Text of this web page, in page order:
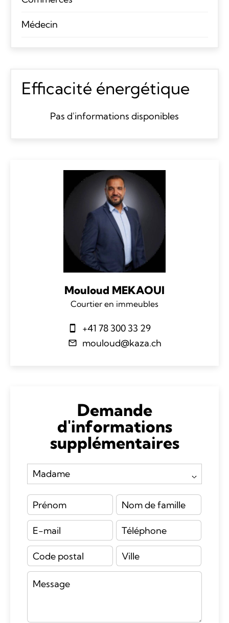
Médecin
Efficacité énergétique
Pas d'informations disponibles
Mouloud MEKAOUI
Courtier en immeubles
+41 78 300 33 29
mouloud@kaza.ch
Demande
d'informations
supplémentaires